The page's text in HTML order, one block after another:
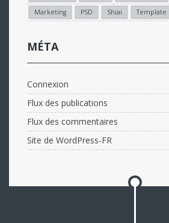
Marketing
PSD Shiai Template
MÉTA
Connexion
Flux des publications
Flux des commentaires
Site de WordPress-FR